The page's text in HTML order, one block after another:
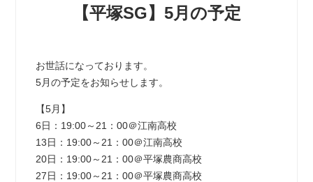
【平塚SG】5月の予定
お世話になっております。
5月の予定をお知らせします。
【5月】
6日：19:00～21：00＠江南高校
13日：19:00～21：00＠江南高校
20日：19:00～21：00＠平塚農商高校
27日：19:00～21：00＠平塚農商高校